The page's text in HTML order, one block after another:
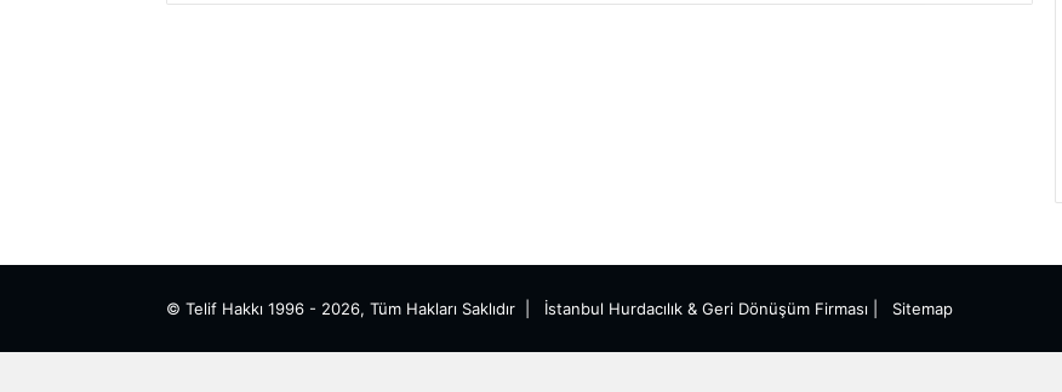
© Telif Hakkı 1996 - 2026, Tüm Hakları Saklıdır | İstanbul Hurdacılık & Geri Dönüşüm Firması | Sitemap